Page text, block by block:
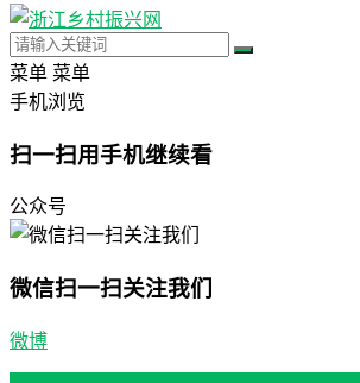
菜单 菜单
手机浏览
扫一扫用手机继续看
公众号
微信扫一扫关注我们
微博